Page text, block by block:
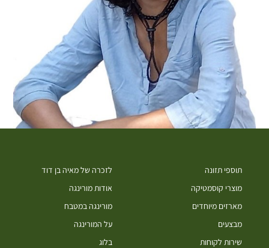
תוספי תזונה
מוצרי קוסמטיקה
מארזים מיוחדים
מבצעים
שירות לקוחות
לזכרה של מאיה בן דוד
אודות מורינגה
מורינגה במטבח
על המורינגה
בלוג